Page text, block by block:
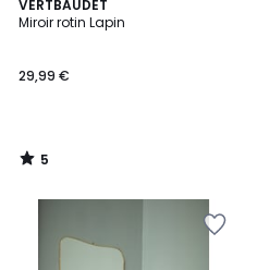
VERTBAUDET
Miroir rotin Lapin
29,99 €
5
/
5
/